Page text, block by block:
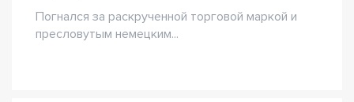
Погнался за раскрученной торговой маркой и
пресловутым немецким...